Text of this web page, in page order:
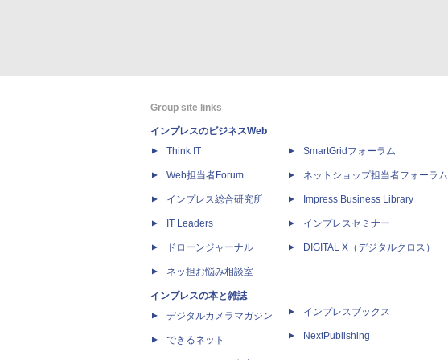
Group site links
インプレスのビジネスWeb
Think IT
Web担当者Forum
インプレス総合研究所
IT Leaders
ドローンジャーナル
ネッ担お悩み相談室
インプレスの本と雑誌
デジタルカメラマガジン
できるネット
SmartGridフォーラム
ネットショップ担当者フォーラム
Impress Business Library
インプレスセミナー
DIGITAL X（デジタルクロス）
インプレスブックス
NextPublishing